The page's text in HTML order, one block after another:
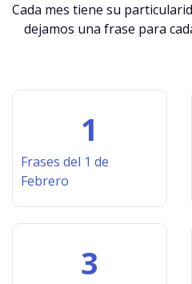
Cada mes tiene su
dejamos una frase para
1
Frases del 1 de
Febrero
3